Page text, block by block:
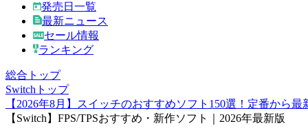
発売日一覧
最新ニュース
セール情報
ランキング
総合トップ
Switchトップ
【2026年8月】スイッチのおすすめソフト150選！定番から
【Switch】FPS/TPSおすすめ・新作ソフト｜2026年最新版